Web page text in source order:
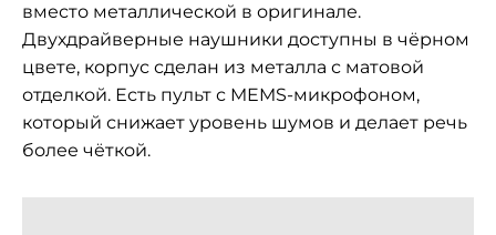
вместо металлической в оригинале.
Двухдрайверные наушники доступны в чёрном
цвете, корпус сделан из металла с матовой
отделкой. Есть пульт с MEMS-микрофоном,
который снижает уровень шумов и делает речь
более чёткой.